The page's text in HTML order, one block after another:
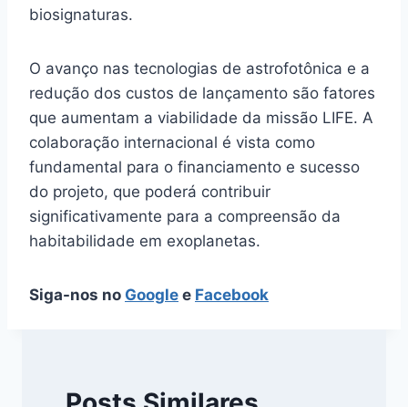
biosignaturas.
O avanço nas tecnologias de astrofotônica e a
redução dos custos de lançamento são fatores
que aumentam a viabilidade da missão LIFE. A
colaboração internacional é vista como
fundamental para o financiamento e sucesso
do projeto, que poderá contribuir
significativamente para a compreensão da
habitabilidade em exoplanetas.
Siga-nos no Google e Facebook